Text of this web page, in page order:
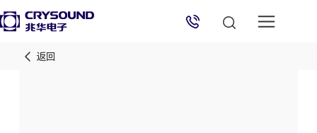
返回
兆华电子技术支持